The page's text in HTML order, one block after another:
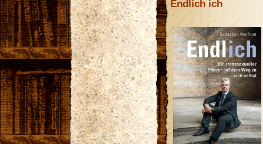
Endlich ich